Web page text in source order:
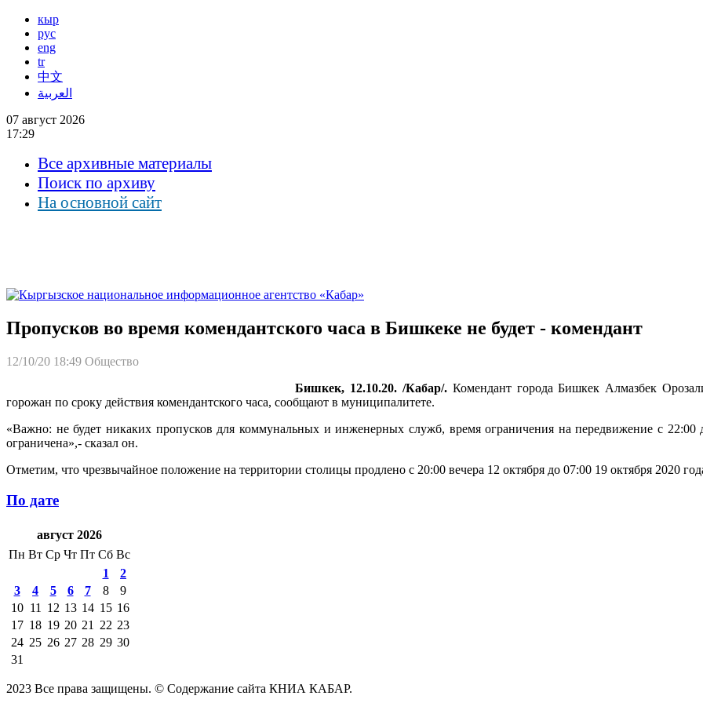
кыр
рус
eng
tr
中文
العربية
07 август 2026
17:29
Все архивные материалы
Поиск по архиву
На основной сайт
Пропусков во время комендантского часа в Бишкеке не будет - комендант
12/10/20 18:49 Общество
Бишкек, 12.10.20. /Кабар/.Комендант города Бишкек Алмазбек
горожан по сроку действия комендантского часа, сообщают в муниципалитете.
«Важно: не будет никаких пропусков для коммунальных и инженерных служб, время ограничения на передвижение ‪с 22:00
ограничена»,- сказал он.
Отметим, что чрезвычайное положение на территории столицы продлено ‪с 20:00 вечера 12 октября ‪до 07:00 19 октября 2020
По дате
август 2026
Пн Вт Ср Чт Пт Сб Вс
1
2
3
4 5 6 7 8
9
10 11 12 13 14 15 16
17 18 19 20 21 22 23
24 25 26 27 28 29 30
31
2023 Все права защищены. © Содержание сайта КНИА КАБАР.